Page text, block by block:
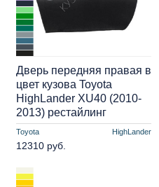
Toyota HighLander
Дверь передняя правая в
цвет кузова Toyota
HighLander XU40 (2010-
2013) рестайлинг
12310 руб.